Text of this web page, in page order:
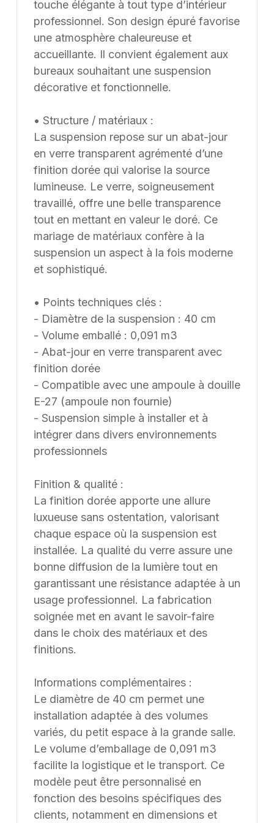
touche élégante à tout type d’intérieur
professionnel. Son design épuré favorise
une atmosphère chaleureuse et
accueillante. Il convient également aux
bureaux souhaitant une suspension
décorative et fonctionnelle.
• Structure / matériaux :
La suspension repose sur un abat-jour
en verre transparent agrémenté d’une
finition dorée qui valorise la source
lumineuse. Le verre, soigneusement
travaillé, offre une belle transparence
tout en mettant en valeur le doré. Ce
mariage de matériaux confère à la
suspension un aspect à la fois moderne
et sophistiqué.
• Points techniques clés :
- Diamètre de la suspension : 40 cm
- Volume emballé : 0,091 m3
- Abat-jour en verre transparent avec
finition dorée
- Compatible avec une ampoule à douille
E-27 (ampoule non fournie)
- Suspension simple à installer et à
intégrer dans divers environnements
professionnels
Finition & qualité :
La finition dorée apporte une allure
luxueuse sans ostentation, valorisant
chaque espace où la suspension est
installée. La qualité du verre assure une
bonne diffusion de la lumière tout en
garantissant une résistance adaptée à un
usage professionnel. La fabrication
soignée met en avant le savoir-faire
dans le choix des matériaux et des
finitions.
Informations complémentaires :
Le diamètre de 40 cm permet une
installation adaptée à des volumes
variés, du petit espace à la grande salle.
Le volume d’emballage de 0,091 m3
facilite la logistique et le transport. Ce
modèle peut être personnalisé en
fonction des besoins spécifiques des
clients, notamment en dimensions et